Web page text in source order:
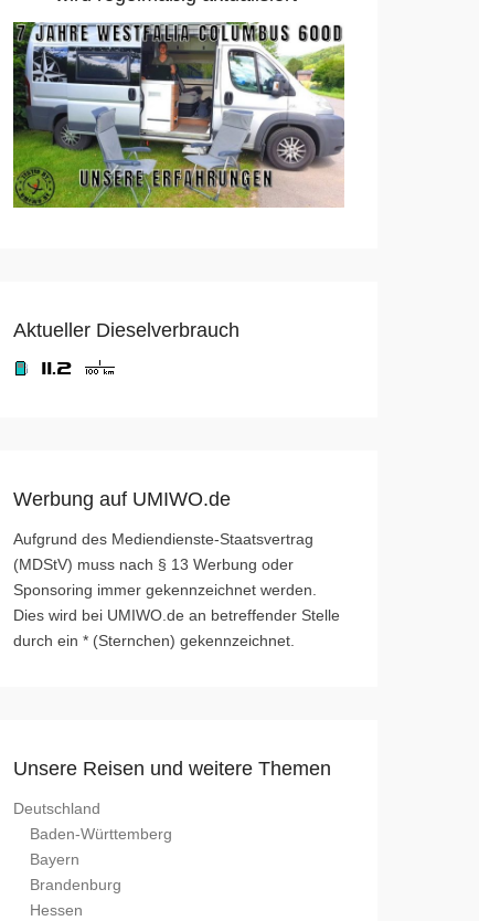
Aktueller Dieselverbrauch
Werbung auf UMIWO.de
Aufgrund des Mediendienste-Staatsvertrag
(MDStV) muss nach § 13 Werbung oder
Sponsoring immer gekennzeichnet werden.
Dies wird bei UMIWO.de an betreffender Stelle
durch ein * (Sternchen) gekennzeichnet.
Unsere Reisen und weitere Themen
Deutschland
Baden-Württemberg
Bayern
Brandenburg
Hessen